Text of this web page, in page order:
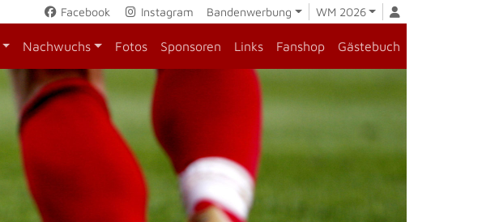
Facebook Instagram Bandenwerbung WM 2026
Nachwuchs Fotos Sponsoren Links Fanshop Gästebuch